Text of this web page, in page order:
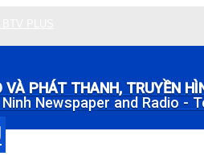
VÀ PHÁT THANH, TRUYỀN
Ninh Newspaper and Radio -